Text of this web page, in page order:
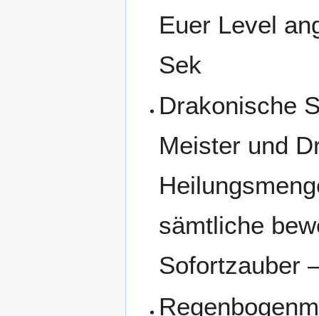
Euer Level
Sek
Drakonische
Meister und
sämtliche
Sofortzauber